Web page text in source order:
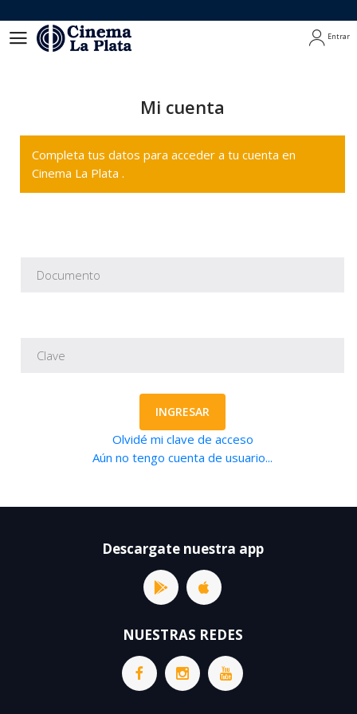
Entrar
Mi cuenta
Completa tus datos para acceder a tu cuenta en
Cinema La Plata .
INGRESAR
Olvidé mi clave de acceso
Aún no tengo cuenta de usuario...
Descargate nuestra app
NUESTRAS REDES